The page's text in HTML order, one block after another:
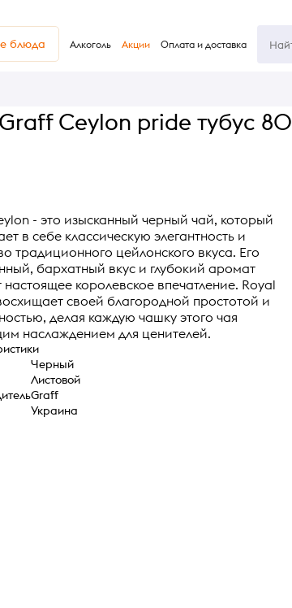
блюда Алкоголь Акции Оплата и доставка
Ceylon pride тубус 80
- это изысканный черный чай, который
в себе классическую элегантность и
традиционного цейлонского вкуса. Его
бархатный вкус и глубокий аромат
настоящее королевское впечатление. Royal
своей благородной простотой и
делая каждую чашку этого чая
наслаждением для ценителей.
Черный
Листовой
Graff
Украина